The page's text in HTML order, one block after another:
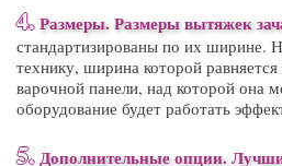
4.Размеры. Размеры вытяжек
стандартизированы по их ширине.
технику, ширина которой
варочной панели, над которой она
оборудование будет работать
5.Дополнительные опции.